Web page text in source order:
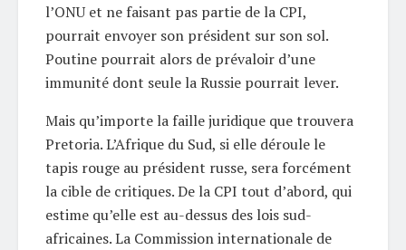
l’ONU et ne faisant pas partie de la CPI,
pourrait envoyer son président sur son sol.
Poutine pourrait alors de prévaloir d’une
immunité dont seule la Russie pourrait lever.
Mais qu’importe la faille juridique que trouvera
Pretoria. L’Afrique du Sud, si elle déroule le
tapis rouge au président russe, sera forcément
la cible de critiques. De la CPI tout d’abord, qui
estime qu’elle est au-dessus des lois sud-
africaines. La Commission internationale de